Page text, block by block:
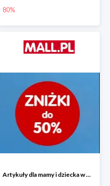
80%
Artykuły dla mamy i dziecka w Mall.pl do -50%